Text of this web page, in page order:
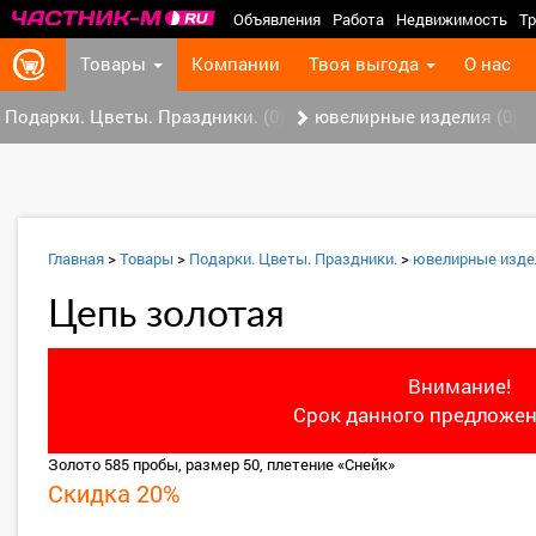
Объявления Работа Недвижимость
Товары Компании Твоя выгода О нас
Подарки. Цветы. Праздники. (0) ювелирные изделия (0)
Главная>Товары > Подарки. Цветы. Праздники.> ювелирные
Цепь золотая
Внимание!
Срок данного
Золото 585 пробы, размер 50, плетение «Снейк»
Скидка 20%